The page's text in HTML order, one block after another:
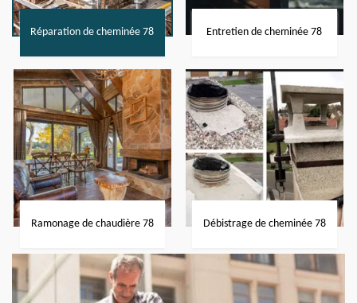
Réparation de cheminée 78 Entretien de cheminée 78
Ramonage de chaudière 78 Débistrage de cheminée 78